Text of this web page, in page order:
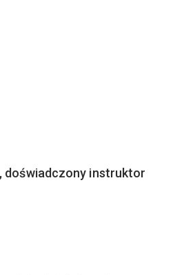
doświadczony instruktor